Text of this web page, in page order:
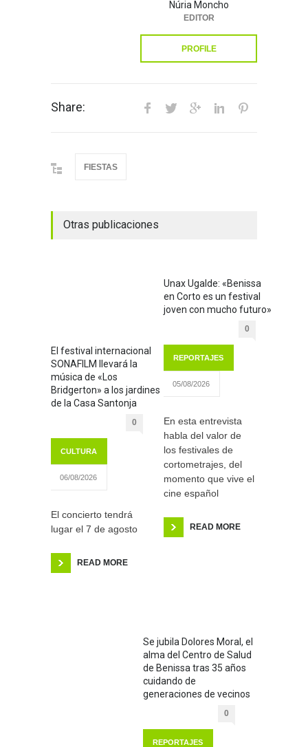
Núria Moncho
EDITOR
PROFILE
Share:
FIESTAS
Otras publicaciones
El festival internacional
SONAFILM llevará la
música de «Los
Bridgerton» a los jardines
de la Casa Santonja
0
CULTURA
06/08/2026
El concierto tendrá
lugar el 7 de agosto
READ MORE
Unax Ugalde: «Benissa
en Corto es un festival
joven con mucho futuro»
0
REPORTAJES
05/08/2026
En esta entrevista
habla del valor de
los festivales de
cortometrajes, del
momento que vive el
cine español
READ MORE
Se jubila Dolores Moral, el
alma del Centro de Salud
de Benissa tras 35 años
cuidando de
generaciones de vecinos
0
REPORTAJES